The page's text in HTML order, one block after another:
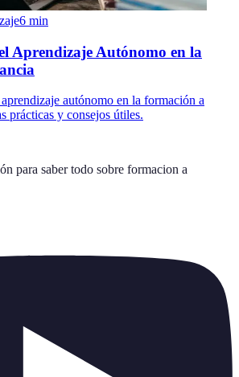
6 min
Aprendizaje Autónomo en la
autónomo en la formación a
prácticas y consejos útiles.
para saber todo sobre formacion a